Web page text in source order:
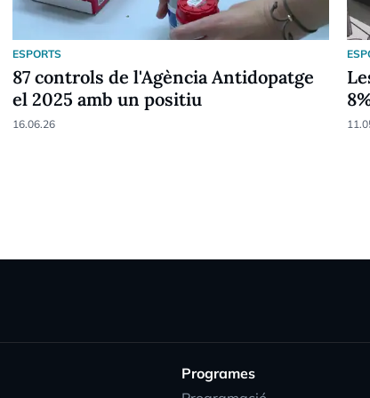
ESPORTS
87 controls de l'Agència Antidopatge
el 2025 amb un positiu
16.06.26
Programes